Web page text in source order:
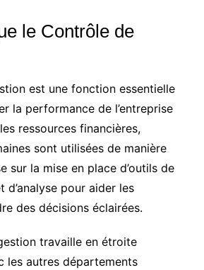
le Contrôle de
est une fonction essentielle
la performance de l’entreprise
ressources financières,
sont utilisées de manière
sur la mise en place d’outils de
d’analyse pour aider les
des décisions éclairées.
travaille en étroite
les autres départements